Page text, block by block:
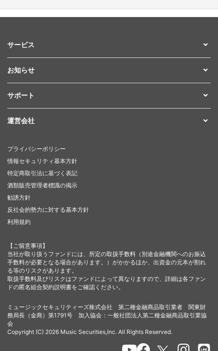
サービス
お知らせ
サポート
運営会社
プライバシーポリシー
情報セキュリティ基本方針
特定商取引法に基づく表記
酒類販売管理者標識の掲示
勧誘方針
反社会的勢力に対する基本方針
利用規約
【ご留意事項】
当社が取り扱うファンドには、所定の取扱手数料（別途金融機関へのお振込
手数料が必要となる場合があります。）がかかるほか、出資金の元本が割れ
る等のリスクがあります。
取扱手数料及びリスクはファンドによって異なりますので、詳細は各ファン
ドの匿名組合契約説明書をご確認ください。
ミュージックセキュリティーズ株式会社 第二種金融商品取引業者 関東財
務局長（金商）第1791号 加入協会：一般社団法人第二種金融商品取引業協
会
Copyright (C) 2026 Music Securities,Inc. All Rights Reserved.